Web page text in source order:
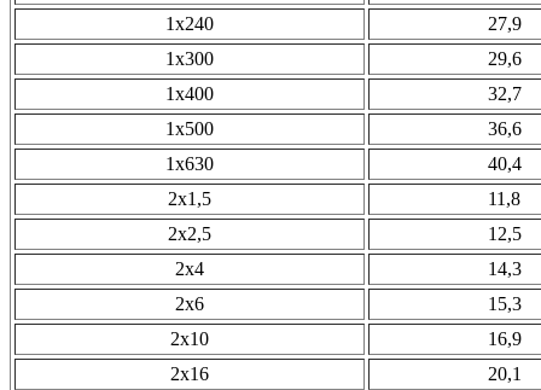
1х240
27,9
1х300
29,6
1х400
32,7
1х500
36,6
1х630
40,4
2х1,5
11,8
2х2,5
12,5
2х4
14,3
2х6
15,3
2х10
16,9
2х16
20,1